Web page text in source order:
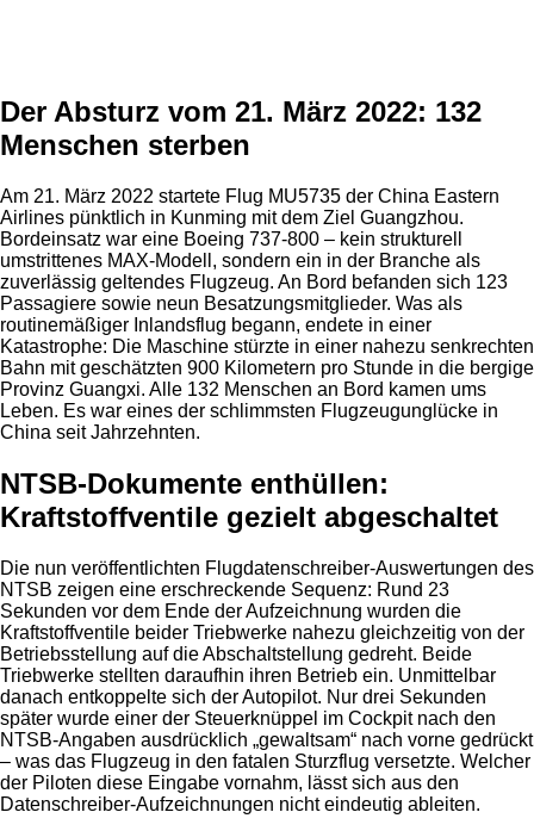
Der Absturz vom 21. März 2022: 132
Menschen sterben
Am 21. März 2022 startete Flug MU5735 der China Eastern
Airlines pünktlich in Kunming mit dem Ziel Guangzhou.
Bordeinsatz war eine Boeing 737-800 – kein strukturell
umstrittenes MAX-Modell, sondern ein in der Branche als
zuverlässig geltendes Flugzeug. An Bord befanden sich 123
Passagiere sowie neun Besatzungsmitglieder. Was als
routinemäßiger Inlandsflug begann, endete in einer
Katastrophe: Die Maschine stürzte in einer nahezu senkrechten
Bahn mit geschätzten 900 Kilometern pro Stunde in die bergige
Provinz Guangxi. Alle 132 Menschen an Bord kamen ums
Leben. Es war eines der schlimmsten Flugzeugunglücke in
China seit Jahrzehnten.
NTSB-Dokumente enthüllen:
Kraftstoffventile gezielt abgeschaltet
Die nun veröffentlichten Flugdatenschreiber-Auswertungen des
NTSB zeigen eine erschreckende Sequenz: Rund 23
Sekunden vor dem Ende der Aufzeichnung wurden die
Kraftstoffventile beider Triebwerke nahezu gleichzeitig von der
Betriebsstellung auf die Abschaltstellung gedreht. Beide
Triebwerke stellten daraufhin ihren Betrieb ein. Unmittelbar
danach entkoppelte sich der Autopilot. Nur drei Sekunden
später wurde einer der Steuerknüppel im Cockpit nach den
NTSB-Angaben ausdrücklich „gewaltsam“ nach vorne gedrückt
– was das Flugzeug in den fatalen Sturzflug versetzte. Welcher
der Piloten diese Eingabe vornahm, lässt sich aus den
Datenschreiber-Aufzeichnungen nicht eindeutig ableiten.